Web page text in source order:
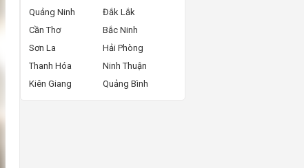
Quảng Ninh
Đắk Lắk
Cần Thơ
Bắc Ninh
Sơn La
Hải Phòng
Thanh Hóa
Ninh Thuận
Kiên Giang
Quảng Bình